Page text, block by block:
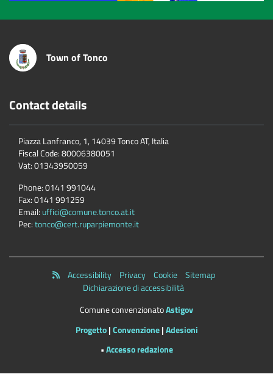
Town of Tonco
Contact details
Piazza Lanfranco, 1, 14039 Tonco AT, Italia
Fiscal Code:80006380051
Vat:01343950059
Phone:0141 991044
Fax:0141 991259
Email: uffici@comune.tonco.at.it
Pec:tonco@cert.ruparpiemonte.it
Accessibility Privacy Cookie
Sitemap
Dichiarazione di accessibilità
Comune convenzionatoAstigov
Progetto|Convenzione|Adesioni
•Accesso redazione